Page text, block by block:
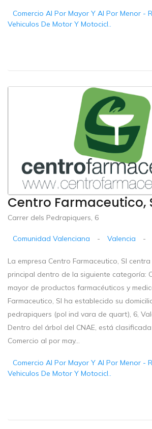
Comercio Al Por Mayor Y Al Por Menor -
Vehiculos De Motor Y Motocicl..
Centro Farmaceutico,
Carrer dels Pedrapiquers, 6
Comunidad Valenciana - Valencia -
La empresa Centro Farmaceutico, Sl
principal dentro de la siguiente categoría:
mayor de productos farmacéuticos y
Farmaceutico, Sl ha establecido su
pedrapiquers (pol ind vara de quart), 6,
Dentro del árbol del CNAE, está
Comercio al por may...
Comercio Al Por Mayor Y Al Por Menor -
Vehiculos De Motor Y Motocicl..